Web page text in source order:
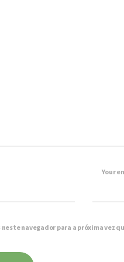
Your
navegador para a próxima vez